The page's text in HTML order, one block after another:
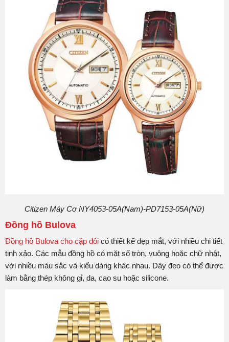
Citizen Máy Cơ NY4053-05A(Nam)-PD7153-05A(Nữ)
Đồng hồ Bulova
Đồng hồ Bulova cho cặp đôi có thiết kế đẹp mắt, với nhiều chi tiết
tinh xảo. Các mẫu đồng hồ có mặt số tròn, vuông hoặc chữ nhật,
với nhiều màu sắc và kiểu dáng khác nhau. Dây đeo có thể được
làm bằng thép không gỉ, da, cao su hoặc silicone.